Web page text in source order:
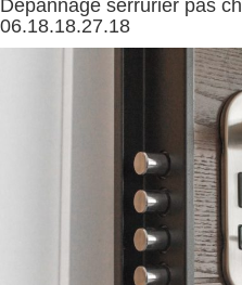
Dépannage serrurier pas
06.18.18.27.18